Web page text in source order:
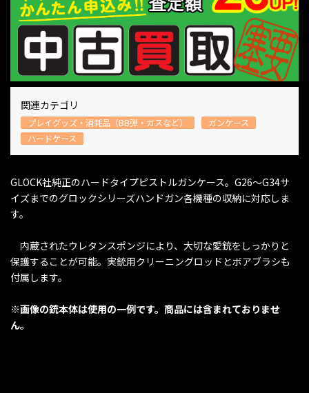
関連カテゴリ
プレイグッズ・消耗品（BB弾・ガスなど）
ガンケース
ハードケース
GLOCK社純正のハードタイプピストルガンケース。G26～G34サ
イズまでのグロックシリーズハンドガン各機種の収納に対応しま
す。
内蔵されたウレタンスポンジにより、大切な愛銃をしっかりと
保護することが可能。実銃用クリーニングロッドとボアブラシも
付属します。
※画像の銃本体は使用の一例です。商品には含まれておりませ
ん。